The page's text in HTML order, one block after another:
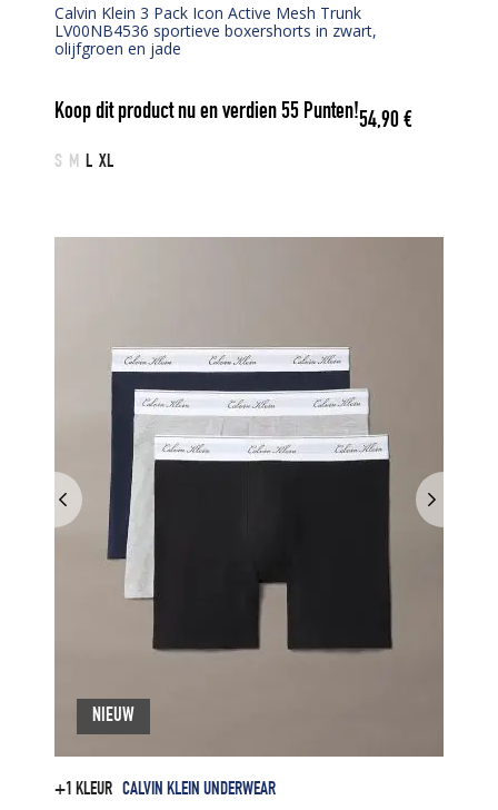
Calvin Klein 3 Pack Icon Active Mesh Trunk
LV00NB4536 sportieve boxershorts in zwart,
olijfgroen en jade
Koop dit product nu en verdien55 Punten!54,90€
S M L XL
+1 KLEUR CALVIN KLEIN UNDERWEAR
NIEUW